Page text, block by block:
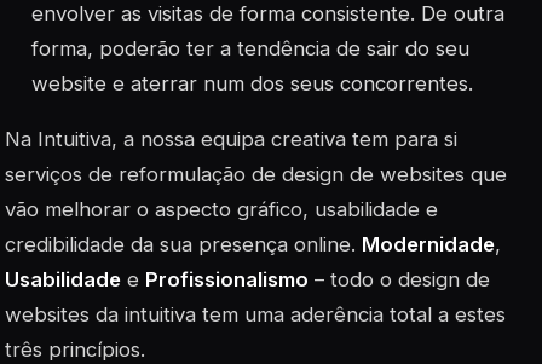
envolver as visitas de forma consistente. De outra
forma, poderão ter a tendência de sair do seu
website e aterrar num dos seus concorrentes.
Na Intuitiva, a nossa equipa creativa tem para si
serviços de reformulação de design de websites que
vão melhorar o aspecto gráfico, usabilidade e
credibilidade da sua presença online. Modernidade,
Usabilidade e Profissionalismo – todo o design de
websites da intuitiva tem uma aderência total a estes
três princípios.